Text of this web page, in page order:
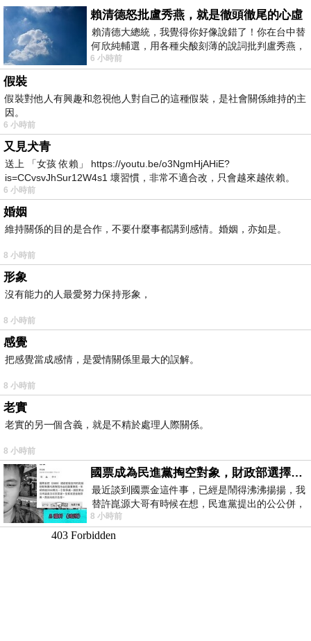
賴清德怒批盧秀燕，就是徹頭徹尾的心虛
賴清德大總統，我覺得你好像說錯了！你在台中替
何欣純輔選，用各種尖酸刻薄的說詞批判盧秀燕，
罵她施政滿意度輸給陳其邁，甚至還說盧
6 小時前
假裝
假裝對他人有興趣和忽視他人對自己的這種假裝，是社會關係維持的主
因。
6 小時前
又見犬青
送上 「女孩 依賴」 https://youtu.be/o3NgmHjAHiE?
is=CCvsvJhSur12W4s1 壞習慣，非常不適合改，只會越來越依賴。
我害怕的
6 小時前
婚姻
維持關係的目的是合作，不要什麼事都講到感情。婚姻，亦如是。
8 小時前
形象
沒有能力的人最愛努力保持形象，
8 小時前
感覺
把感覺當成感情，是愛情關係里最大的誤解。
8 小時前
老實
老實的另一個含義，就是不精於處理人際關係。
8 小時前
國票成為民進黨掏空對象，財政部選擇性失憶
最近談到國票金這件事，已經是鬧得沸沸揚揚，我
替許崑源大哥有時候在想，民進黨提出的公公併，
其實就是想要國庫通黨庫，鬧出最大的醜
8 小時前